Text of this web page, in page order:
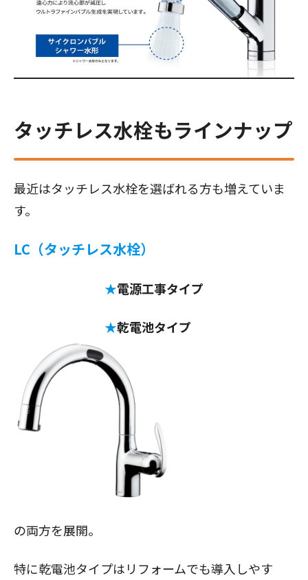
タッチレス水栓もラインナップ
最近はタッチレス水栓を選ばれる方も増えていま
す。
LC（タッチレス水栓）
★電源工事タイプ
★乾電池タイプ
の両方を展開。
特に乾電池タイプはリフォームでも導入しやす